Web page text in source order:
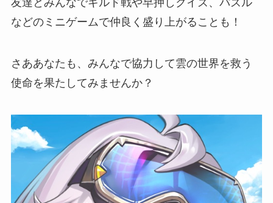
友達とみんなでギルド戦や早押しクイズ、パズル
などのミニゲームで仲良く盛り上がることも！
さああなたも、 みんなで協力して雲の世界を救う
使命を果たしてみませんか？